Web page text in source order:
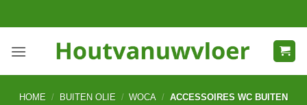
naar
HOME / BUITEN OLIE / WOCA / ACCESSOIRES WC BUITEN